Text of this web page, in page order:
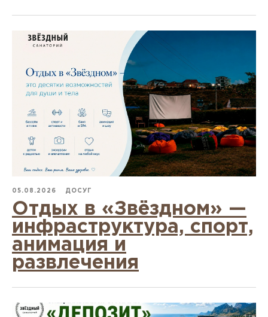
05.08.2026 ДОСУГ
Отдых в «Звёздном» —
инфраструктура, спорт,
анимация и
развлечения